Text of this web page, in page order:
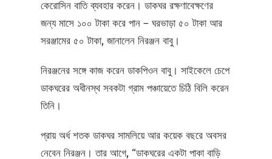
কেরোসিন বাতি ব্যবহার করেন। ডাকঘর রক্ষণাবেক্ষণের
জন্য মাসে ১০০ টাকা করে পান – ঘরভাড়া ৫০ টাকা আর
সরঞ্জামের ৫০ টাকা, জানালেন নিরঞ্জন বাবু।
নিরঞ্জনের সঙ্গে কাজ করেন ডাকপিওন বাবু। সাইকেলে চেপে
ডাকঘরের অধীনস্থ সবকটা গ্রাম পঞ্চায়েতে চিঠি বিলি করেন
তিনি।
প্রায় অর্ধ শতক ডাকঘর সামলিয়ে আর কয়েক বছরে অবসর
নেবেন নিরঞ্জন। তার আগে, “ডাকঘরের একটা পাকা বাড়ি